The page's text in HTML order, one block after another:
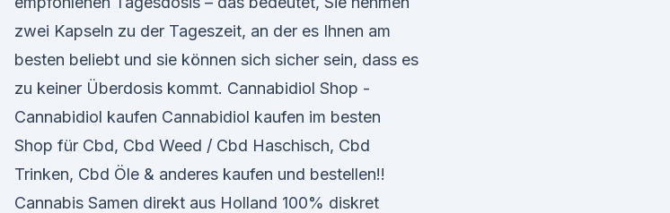
zwei Kapseln zu der Tageszeit, an der es Ihnen am
besten beliebt und sie können sich sicher sein, dass es
zu keiner Überdosis kommt. Cannabidiol Shop -
Cannabidiol kaufen Cannabidiol kaufen im besten
Shop für Cbd, Cbd Weed / Cbd Haschisch, Cbd
Trinken, Cbd Öle & anderes kaufen und bestellen!!
Cannabis Samen direkt aus Holland 100% diskret